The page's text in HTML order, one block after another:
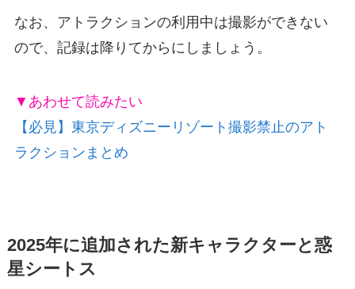
なお、アトラクションの利用中は撮影ができない
ので、記録は降りてからにしましょう。
▼あわせて読みたい
【必見】東京ディズニーリゾート撮影禁止のアト
ラクションまとめ
2025年に追加された新キャラクターと惑
星シートス